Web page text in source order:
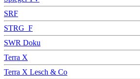
SRF
STRG_F
SWR Doku
Terra X
Terra X Lesch & Co